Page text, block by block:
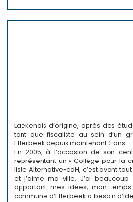
Laekenois d’origine, après des
tant que fiscaliste au sein d’un
Etterbeek depuis maintenant 3 ans.
En 2005, à l’occasion de son
représentant un « Collège pour la
liste Alternative-cdH, c’est avant
et j’aime ma ville. J’ai
apportant mes idées, mon
commune d’Etterbeek a besoin